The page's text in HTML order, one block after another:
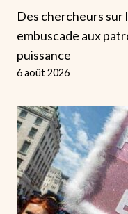
Des chercheurs
embuscade aux
puissance
6 août 2026